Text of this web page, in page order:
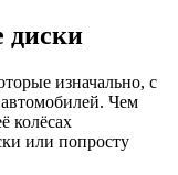
диски
изначально, с
автомобилей. Чем
колёсах
или попросту